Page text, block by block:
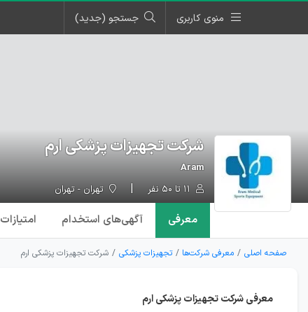
منوی کاربری جستجو (جدید)
شرکت تجهیزات پزشکی ارم
Aram
تهران - تهران
معرفی آگهی‌های استخدام امتیازات
صفحه اصلی معرفی شرکت‌ها تجهیزات پزشکی شرکت تجهیزات پزشکی ارم
معرفی شرکت تجهیزات پزشکی ارم